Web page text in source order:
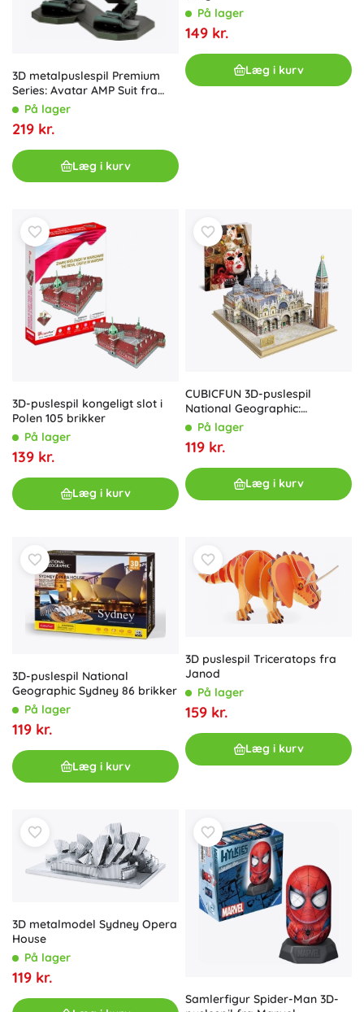
3D metalpuslespil Premium
Series: Avatar AMP Suit fra
Metal Earth
På lager
219 kr.
Læg i kurv
På lager
149 kr.
Læg i kurv
3D-puslespil kongeligt slot i
Polen 105 brikker
På lager
139 kr.
Læg i kurv
CUBICFUN 3D-puslespil
National Geographic:
Markuspladsen – 107 brikker
På lager
119 kr.
Læg i kurv
3D-puslespil National
Geographic Sydney 86 brikker
På lager
119 kr.
Læg i kurv
3D puslespil Triceratops fra
Janod
På lager
159 kr.
Læg i kurv
3D metalmodel Sydney Opera
House
På lager
119 kr.
Samlerfigur Spider-Man 3D-